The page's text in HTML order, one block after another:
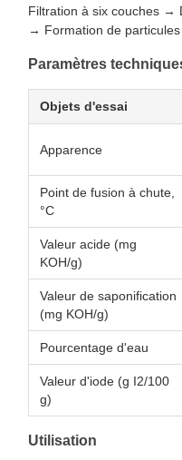
Filtration à six couches →
→ Formation de
Paramètres
Objets d'essai
Apparence
Point de fusion à chute,
°C
Valeur acide (mg
KOH/g)
Valeur de saponification
(mg KOH/g)
Pourcentage d'eau
Valeur d'iode (g I2/100
g)
Utilisation